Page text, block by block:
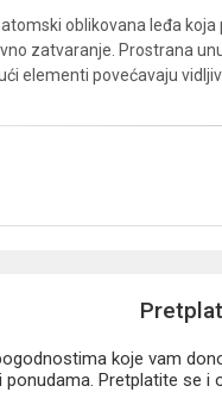
oblikovana leđa
zatvaranje. Prostrana
elementi povećavaju
koje vam
Pretplatite se